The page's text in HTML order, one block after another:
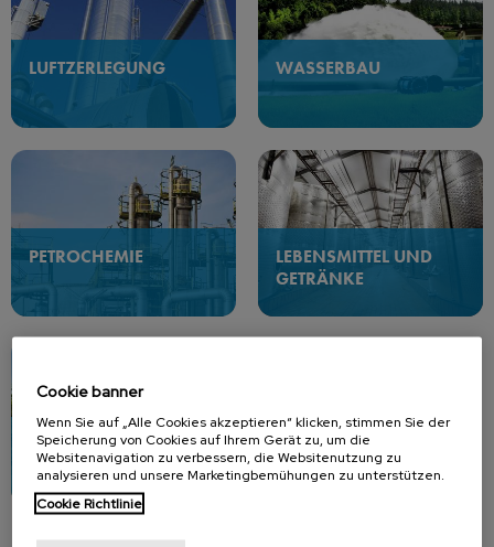
LUFTZERLEGUNG WASSERBAU
PETROCHEMIE
LEBENSMITTEL UND
GETRÄNKE
ABFALLVERWERTUNG
Cookie banner
Wenn Sie auf „Alle Cookies akzeptieren“ klicken, stimmen Sie der
Speicherung von Cookies auf Ihrem Gerät zu, um die
Websitenavigation zu verbessern, die Websitenutzung zu
analysieren und unsere Marketingbemühungen zu unterstützen.
Cookie Richtlinie